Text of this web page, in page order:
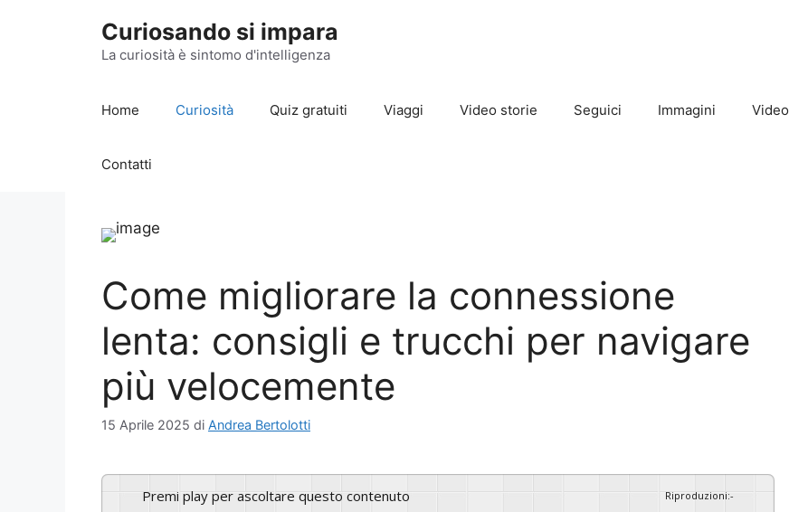
Curiosando si impara
La curiosità è sintomo d'intelligenza
Home Curiosità Quiz gratuiti Viaggi Video storie Seguici Immagini Video
Contatti
Come migliorare la connessione
lenta: consigli e trucchi per navigare
più velocemente
15 Aprile 2025 di Andrea Bertolotti
Premi play per ascoltare questo contenuto Riproduzioni:-